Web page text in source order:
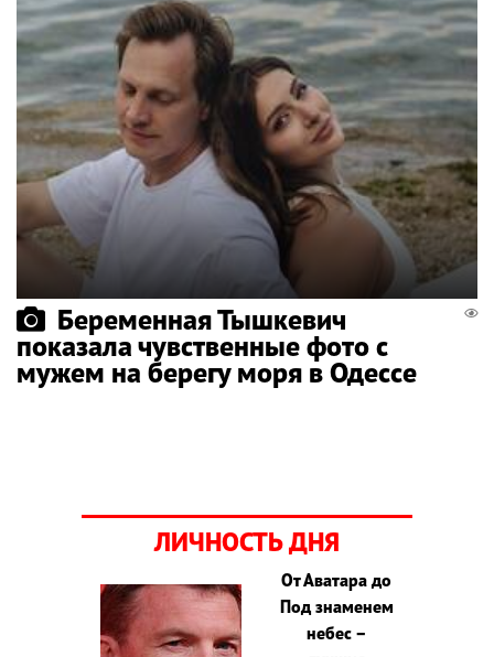
Беременная Тышкевич
показала чувственные фото с
мужем на берегу моря в Одессе
ЛИЧНОСТЬ ДНЯ
От Аватара до
Под знаменем
небес –